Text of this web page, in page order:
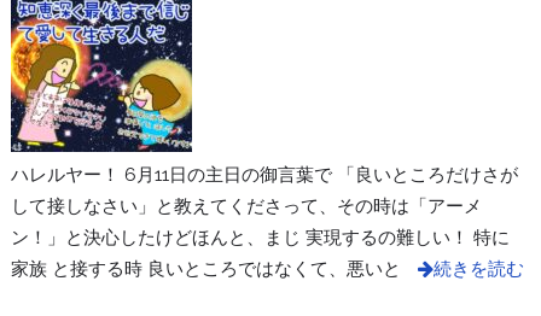
ハレルヤー！ 6月11日の主日の御言葉で 「良いところだけさが
して接しなさい」と教えてくださって、その時は「アーメ
ン！」と決心したけどほんと、まじ 実現するの難しい！ 特に
家族 と接する時 良いところではなくて、悪いと
続きを読む